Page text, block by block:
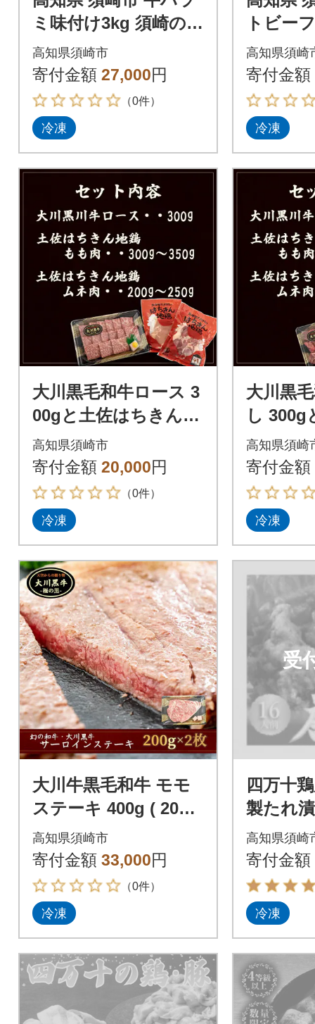
ミ味付け3kg 須崎の恵
み
高知県須崎市
寄付金額 27,000円
（0件）
冷凍
トビー
タレ付
高知県須崎
寄付金額
冷凍
大川黒毛和牛ロース 3
00gと土佐はちきん地
鶏 胸肉・モモ肉 各1
枚 セット
高知県須崎市
寄付金額 20,000円
（0件）
冷凍
大川黒
し 300g
ん地鶏
各1枚
高知県須崎
寄付金額
冷凍
大川牛黒毛和牛 モモ
ステーキ 400g ( 200g
x 2個 ) 国産 黒毛和牛
高知県須崎市
寄付金額 33,000円
（0件）
冷凍
受
四万十
製たれ
人前)モ
小分け8
高知県須崎
寄付金額
冷凍